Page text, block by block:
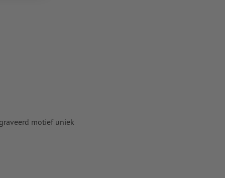
per
motief uniek